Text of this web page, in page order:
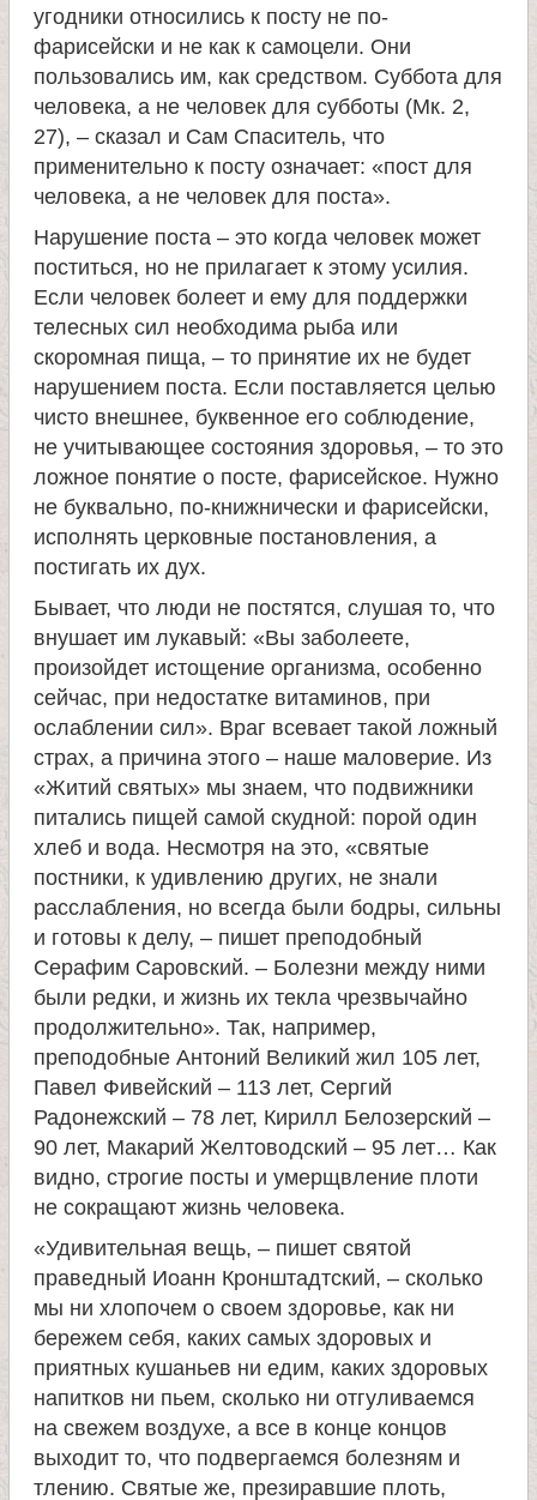
и
ц
ы
К
а
н
в
к
о
й
угодники относились к посту не по-
фарисейски и не как к самоцели. Они
пользовались им, как средством. Суббота для
человека, а не человек для субботы (Мк. 2,
27), – сказал и Сам Спаситель, что
применительно к посту означает: «пост для
человека, а не человек для поста».
Нарушение поста – это когда человек может
поститься, но не прилагает к этому усилия.
Если человек болеет и ему для поддержки
телесных сил необходима рыба или
скоромная пища, – то принятие их не будет
нарушением поста. Если поставляется целью
чисто внешнее, буквенное его соблюдение,
не учитывающее состояния здоровья, – то это
ложное понятие о посте, фарисейское. Нужно
не буквально, по-книжнически и фарисейски,
исполнять церковные постановления, а
постигать их дух.
Бывает, что люди не постятся, слушая то, что
внушает им лукавый: «Вы заболеете,
произойдет истощение организма, особенно
сейчас, при недостатке витаминов, при
ослаблении сил». Враг всевает такой ложный
страх, а причина этого – наше маловерие. Из
«Житий святых» мы знаем, что подвижники
питались пищей самой скудной: порой один
хлеб и вода. Несмотря на это, «святые
постники, к удивлению других, не знали
расслабления, но всегда были бодры, сильны
и готовы к делу, – пишет преподобный
Серафим Саровский. – Болезни между ними
были редки, и жизнь их текла чрезвычайно
продолжительно». Так, например,
преподобные Антоний Великий жил 105 лет,
Павел Фивейский – 113 лет, Сергий
Радонежский – 78 лет, Кирилл Белозерский –
90 лет, Макарий Желтоводский – 95 лет… Как
видно, строгие посты и умерщвление плоти
не сокращают жизнь человека.
«Удивительная вещь, – пишет святой
праведный Иоанн Кронштадтский, – сколько
мы ни хлопочем о своем здоровье, как ни
бережем себя, каких самых здоровых и
приятных кушаньев ни едим, каких здоровых
напитков ни пьем, сколько ни отгуливаемся
на свежем воздухе, а все в конце концов
выходит то, что подвергаемся болезням и
тлению. Святые же, презиравшие плоть,